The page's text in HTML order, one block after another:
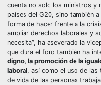
cuenta no solo los ministros y
países del G20, sino también
forma de hacer frente a la
ampliar derechos laborales y
necesita”, ha aseverado la
que dura el foro también ha
digno, la promoción de la
laboral, así como el uso de las
de vida de las personas